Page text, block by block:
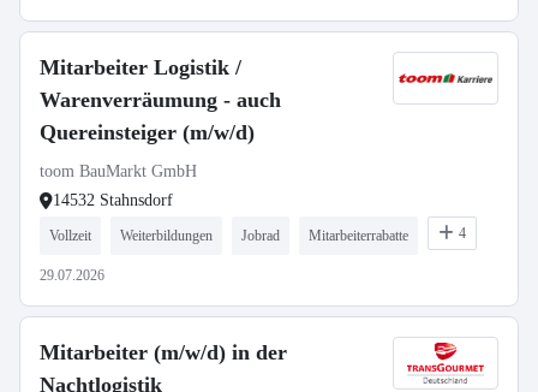
Mitarbeiter Logistik /
Warenverräumung - auch
Quereinsteiger (m/w/d)
toom BauMarkt GmbH
14532 Stahnsdorf
Vollzeit Weiterbildungen Jobrad Mitarbeiterrabatte 4
29.07.2026
Mitarbeiter (m/w/d) in der
Nachtlogistik